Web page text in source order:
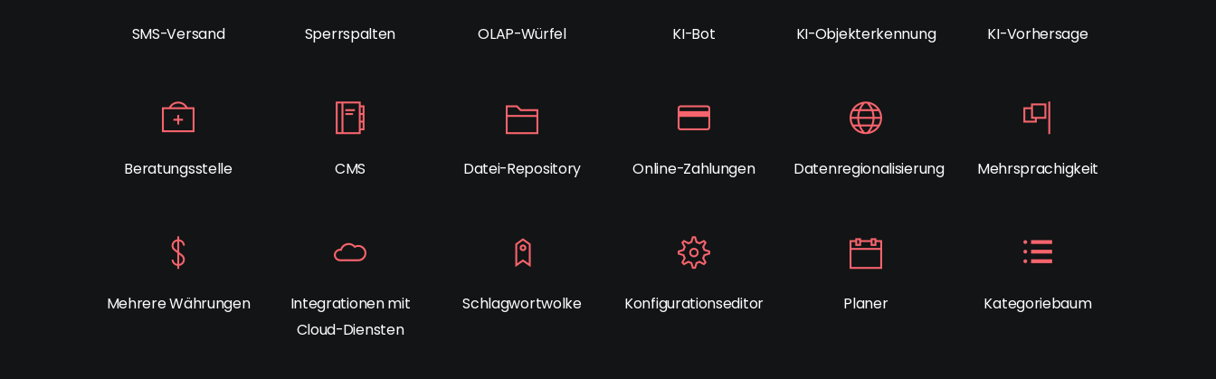
SMS-Versand Sperrspalten OLAP-Würfel KI-Bot KI-Objekterkennung KI-Vorhersage
Beratungsstelle CMS Datei-Repository Online-Zahlungen Datenregionalisierung Mehrsprachigkeit
Mehrere Währungen
Integrationen mit
Cloud-Diensten
Schlagwortwolke Konfigurationseditor Planer Kategoriebaum